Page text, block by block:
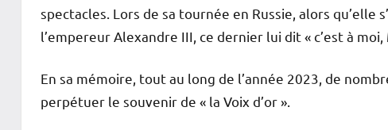
spectacles. Lors de sa tournée en Russie, alors
l’empereur Alexandre III, ce dernier lui dit « c’est à
En sa mémoire, tout au long de l’année 2023, de
perpétuer le souvenir de « la Voix d’or ».